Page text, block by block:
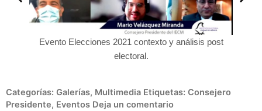
Evento Elecciones 2021 contexto y análisis post
electoral.
Categorías: Galerías, Multimedia Etiquetas: Consejero
Presidente, Eventos Deja un comentario